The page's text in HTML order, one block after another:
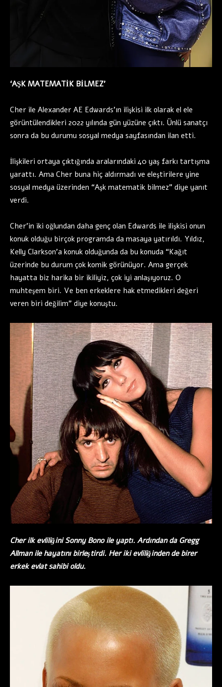
‘AŞK MATEMATİK BİLMEZ’
Cher ile Alexander AE Edwards’ın ilişkisi ilk olarak el ele
görüntülendikleri 2022 yılında gün yüzüne çıktı. Ünlü sanatçı
sonra da bu durumu sosyal medya sayfasından ilan etti.
İlişkileri ortaya çıktığında aralarındaki 40 yaş farkı tartışma
yarattı. Ama Cher buna hiç aldırmadı ve eleştirilere yine
sosyal medya üzerinden “Aşk matematik bilmez” diye yanıt
verdi.
Cher’in iki oğlundan daha genç olan Edwards ile ilişkisi onun
konuk olduğu birçok programda da masaya yatırıldı. Yıldız,
Kelly Clarkson’a konuk olduğunda da bu konuda “Kağıt
üzerinde bu durum çok komik görünüyor. Ama gerçek
hayatta biz harika bir ikiliyiz, çok iyi anlaşıyoruz. O
muhteşem biri. Ve ben erkeklere hak etmedikleri değeri
veren biri değilim” diye konuştu.
Cher ilk evliliğini Sonny Bono ile yaptı. Ardından da Gregg
Allman ile hayatını birleştirdi. Her iki evliliğinden de birer
erkek evlat sahibi oldu.